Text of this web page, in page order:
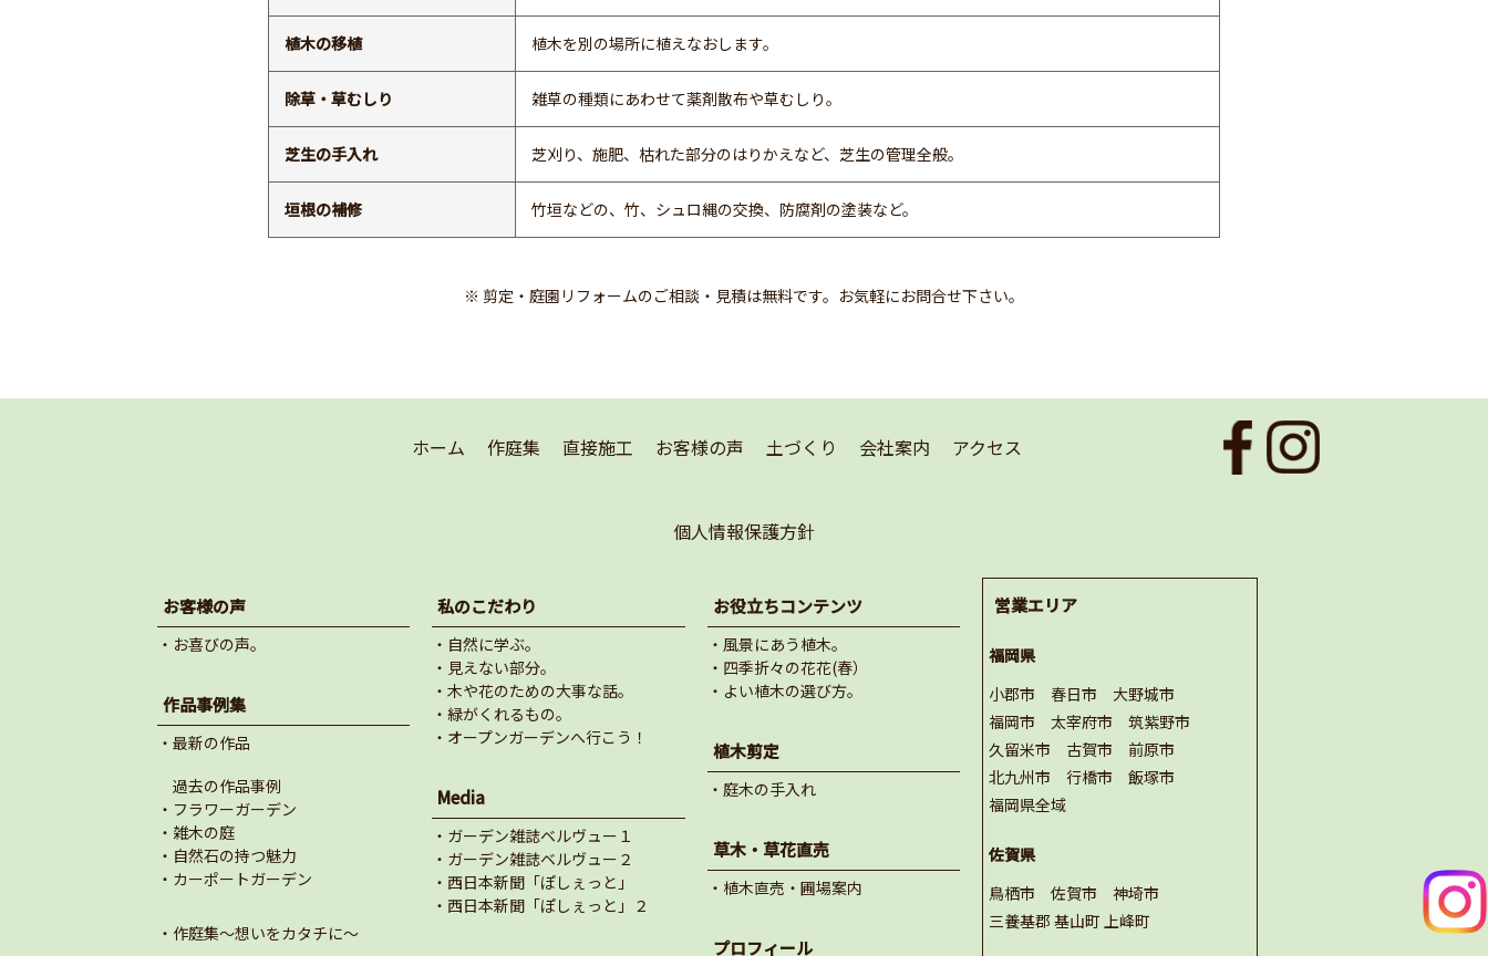
植木の移植 植木を別の場所に植えなおします。
除草・草むしり 雑草の種類にあわせて薬剤散布や草むしり。
芝生の手入れ 芝刈り、施肥、枯れた部分のはりかえなど、芝生の管理全般。
垣根の補修 竹垣などの、竹、シュロ縄の交換、防腐剤の塗装など。
※ 剪定・庭園リフォームのご相談・見積は無料です。お気軽にお問合せ下さい。
ホーム 作庭集 直接施工 お客様の声 土づくり 会社案内 アクセス
個人情報保護方針
お客様の声
・お喜びの声。
作品事例集
・最新の作品
過去の作品事例
・フラワーガーデン
・雑木の庭
・自然石の持つ魅力
・カーポートガーデン
・作庭集～想いをカタチに～
私のこだわり
・自然に学ぶ。
・見えない部分。
・木や花のための大事な話。
・緑がくれるもの。
・オープンガーデンへ行こう！
Media
・ガーデン雑誌ベルヴュー１
・ガーデン雑誌ベルヴュー２
・西日本新聞「ぽしぇっと」
・西日本新聞「ぽしぇっと」２
お役立ちコンテンツ
・風景にあう植木。
・四季折々の花花(春）
・よい植木の選び方。
植木剪定
・庭木の手入れ
草木・草花直売
・植木直売・圃場案内
プロフィール
営業エリア
福岡県
小郡市 春日市 大野城市
福岡市 太宰府市 筑紫野市
久留米市 古賀市 前原市
北九州市 行橋市 飯塚市
福岡県全域
佐賀県
鳥栖市 佐賀市 神埼市
三養基郡 基山町 上峰町